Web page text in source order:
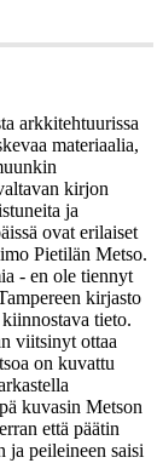
arkkitehtuurissa
materiaalia,
kirjon
ja
ovat erilaiset
Pietilän Metso.
- en ole tiennyt
kirjasto
tieto.
viitsinyt ottaa
on kuvattu
kuvasin Metson
että päätin
ja peileineen saisi